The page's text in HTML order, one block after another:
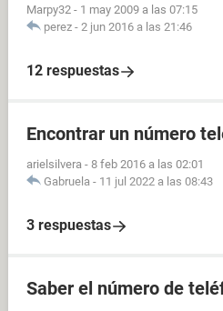
Marpy32 - 1 may 2009 a las 07:15
perez - 2 jun 2016 a las 21:46
12 respuestas
Encontrar un número
arielsilvera - 8 feb 2016 a las 02:01
Gabruela - 11 jul 2022 a las 08:43
3 respuestas
Saber el número de